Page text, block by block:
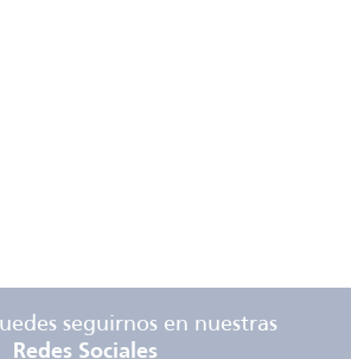
seguirnos en nuestras
Redes Sociales